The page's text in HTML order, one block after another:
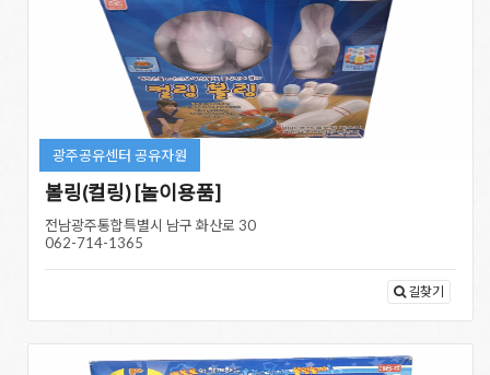
광주공유센터 공유자원
볼링(컬링) [놀이용품]
전남광주통합특별시 남구 화산로 30
062-714-1365
길찾기